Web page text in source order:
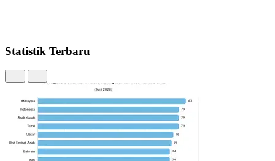
Statistik Terbaru